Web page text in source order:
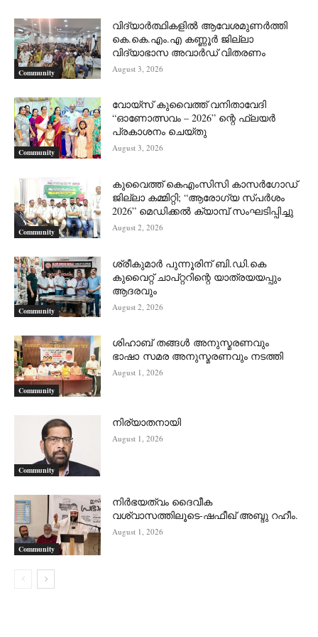
Community
വിദ്യാർത്ഥികളിൽ ആവേശമുണർത്തി
കെ.കെ.എം.എ കണ്ണൂർ ജില്ലാ
വിദ്യാഭാസ അവാർഡ് വിതരണം
August 3, 2026
Community
വോയ്സ് കുവൈത്ത് വനിതാവേദി
“ഓണോത്സവം – 2026” ന്റെ ഫ്ലയർ
പ്രകാശനം ചെയ്തു
August 3, 2026
Community
കുവൈത്ത് കെഎംസിസി കാസർഗോഡ്
ജില്ലാ കമ്മിറ്റി; “ആരോഗ്യ സ്പർശം
2026” മെഡിക്കൽ ക്യാമ്പ് സംഘടിപ്പിച്ചു
August 2, 2026
Community
ശ്രീകുമാർ പുന്നൂരിന് ബി.ഡി.കെ
കുവൈറ്റ് ചാപ്റ്ററിന്റെ യാത്രയയപ്പും
ആദരവും
August 2, 2026
Community
ശിഹാബ് തങ്ങൾ അനുസ്മരണവും
ഭാഷാ സമര അനുസ്മരണവും നടത്തി
August 1, 2026
Community
നിര്യാതനായി
August 1, 2026
Community
നിർഭയത്വം ദൈവീക
വശ്വാസത്തിലൂടെ-ഷഫീഖ് അബ്ദു റഹീം.
August 1, 2026